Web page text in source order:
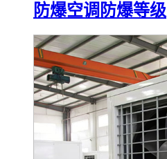
防爆空调防爆等级